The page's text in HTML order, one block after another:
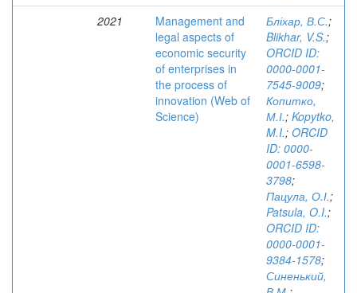
2021
Management and
legal aspects of
economic security
of enterprises in
the process of
innovation (Web of
Science)
Бліхар, В.С.;
Blikhar, V.S.;
ORCID ID:
0000-0001-
7545-9009;
Копитко,
М.І.; Kopytko,
M.I.; ORCID
ID: 0000-
0001-6598-
3798;
Пацула, О.І.;
Patsula, O.I.;
ORCID ID:
0000-0001-
9384-1578;
Синенький,